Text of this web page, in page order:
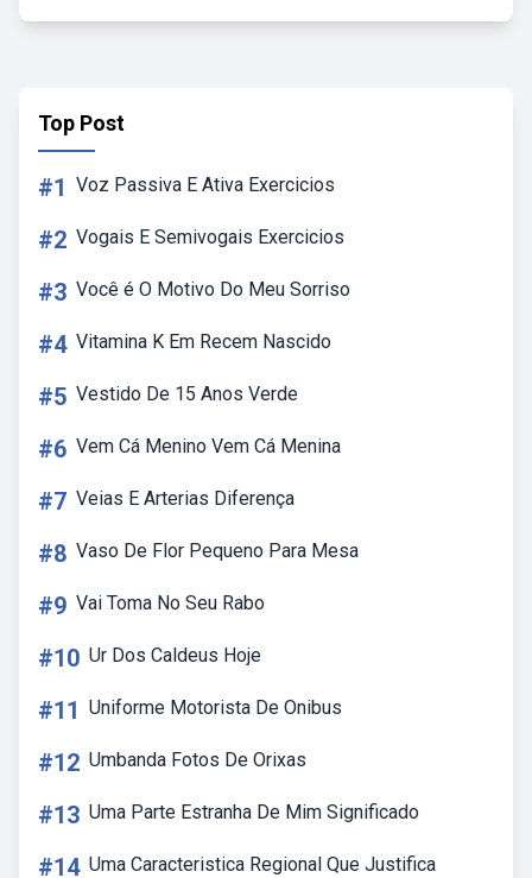
Top Post
#1 Voz Passiva E Ativa Exercicios
#2 Vogais E Semivogais Exercicios
#3 Você é O Motivo Do Meu Sorriso
#4 Vitamina K Em Recem Nascido
#5 Vestido De 15 Anos Verde
#6 Vem Cá Menino Vem Cá Menina
#7 Veias E Arterias Diferença
#8 Vaso De Flor Pequeno Para Mesa
#9 Vai Toma No Seu Rabo
#10 Ur Dos Caldeus Hoje
#11 Uniforme Motorista De Onibus
#12 Umbanda Fotos De Orixas
#13 Uma Parte Estranha De Mim Significado
#14 Uma Caracteristica Regional Que Justifica